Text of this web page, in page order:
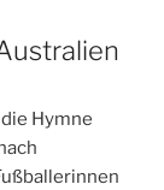
Hymne